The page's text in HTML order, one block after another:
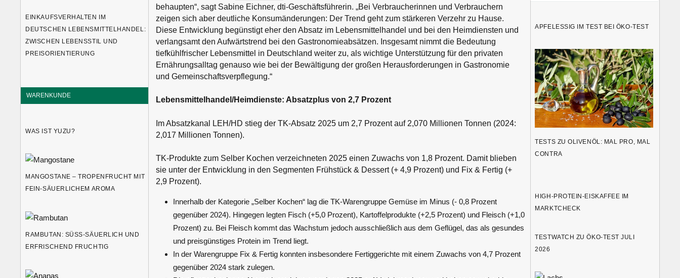
behaupten“, sagt Sabine Eichner, dti-Geschäftsführerin. „Bei Verbraucherinnen und Verbrauchern
zeigen sich aber deutliche Konsumänderungen: Der Trend geht zum stärkeren Verzehr zu Hause.
Diese Entwicklung begünstigt eher den Absatz im Lebensmittelhandel und bei den Heimdiensten und
verlangsamt den Aufwärtstrend bei den Gastronomieabsätzen. Insgesamt nimmt die Bedeutung
tiefkühlfrischer Lebensmittel in Deutschland weiter zu, als wichtige Unterstützung für den privaten
Ernährungsalltag genauso wie bei der Bewältigung der großen Herausforderungen in Gastronomie
und Gemeinschaftsverpflegung.“
Lebensmittelhandel/Heimdienste: Absatzplus von 2,7 Prozent
Im Absatzkanal LEH/HD stieg der TK-Absatz 2025 um 2,7 Prozent auf 2,070 Millionen Tonnen (2024:
2,017 Millionen Tonnen).
TK-Produkte zum Selber Kochen verzeichneten 2025 einen Zuwachs von 1,8 Prozent. Damit blieben
sie unter der Entwicklung in den Segmenten Frühstück & Dessert (+ 4,9 Prozent) und Fix & Fertig (+
2,9 Prozent).
Innerhalb der Kategorie „Selber Kochen“ lag die TK-Warengruppe Gemüse im Minus (- 0,8 Prozent
gegenüber 2024). Hingegen legten Fisch (+5,0 Prozent), Kartoffelprodukte (+2,5 Prozent) und Fleisch (+1,0
Prozent) zu. Bei Fleisch kommt das Wachstum jedoch ausschließlich aus dem Geflügel, das als gesundes
und preisgünstiges Protein im Trend liegt.
In der Warengruppe Fix & Fertig konnten insbesondere Fertiggerichte mit einem Zuwachs von 4,7 Prozent
gegenüber 2024 stark zulegen.
EINKAUFSVERHALTEN IM
DEUTSCHEN LEBENSMITTELHANDEL:
ZWISCHEN LEBENSSTIL UND
PREISORIENTIERUNG
WARENKUNDE
WAS IST YUZU?
MANGOSTANE – TROPENFRUCHT MIT
FEIN-SÄUERLICHEM AROMA
RAMBUTAN: SÜSS-SÄUERLICH UND E
RFRISCHEND FRUCHTIG
APFELESSIG IM TEST BEI ÖKO-TEST
TESTS ZU OLIVENÖL: MAL PRO, MAL
CONTRA
HIGH-PROTEIN-EISKAFFEE IM
MARKTCHECK
TESTWATCH ZU ÖKO-TEST JULI
2026